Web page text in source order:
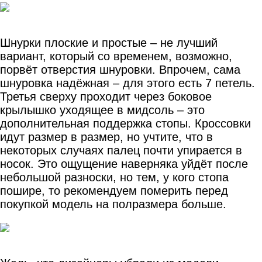
Шнурки плоские и простые – не лучший
вариант, который со временем, возможно,
порвёт отверстия шнуровки. Впрочем, сама
шнуровка надёжная – для этого есть 7 петель.
Третья сверху проходит через боковое
крылышко уходящее в мидсоль – это
дополнительная поддержка стопы. Кроссовки
идут размер в размер, но учтите, что в
некоторых случаях палец почти упирается в
носок. Это ощущение наверняка уйдёт после
небольшой разноски, но тем, у кого стопа
пошире, то рекомендуем померить перед
покупкой модель на полразмера больше.